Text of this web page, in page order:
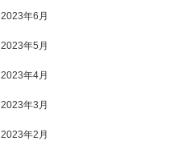
2023年6月
2023年5月
2023年4月
2023年3月
2023年2月